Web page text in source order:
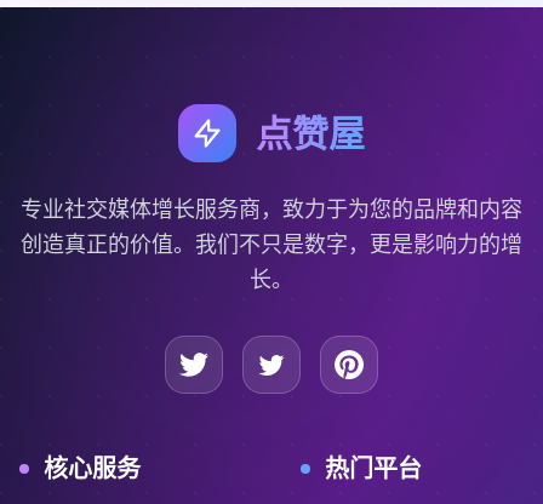
点赞屋
专业社交媒体增长服务商，致力于为您的品牌和内容
创造真正的价值。我们不只是数字，更是影响力的增
长。
核心服务 热门平台